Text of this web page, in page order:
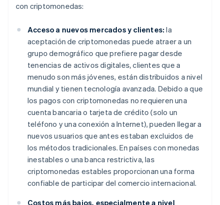
con criptomonedas:
Acceso a nuevos mercados y clientes: la
aceptación de criptomonedas puede atraer a un
grupo demográfico que prefiere pagar desde
tenencias de activos digitales, clientes que a
menudo son más jóvenes, están distribuidos a nivel
mundial y tienen tecnología avanzada. Debido a que
los pagos con criptomonedas no requieren una
cuenta bancaria o tarjeta de crédito (solo un
teléfono y una conexión a Internet), pueden llegar a
nuevos usuarios que antes estaban excluidos de
los métodos tradicionales. En países con monedas
inestables o una banca restrictiva, las
criptomonedas estables proporcionan una forma
confiable de participar del comercio internacional.
Costos más bajos, especialmente a nivel